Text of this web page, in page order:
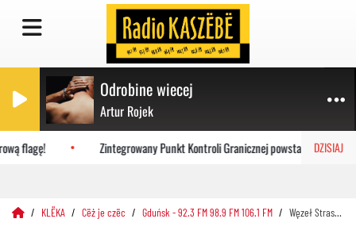
Odrobine wiecej
Artur Rojek
DZISIAJ
flagę! Zintegrowany Punkt Kontroli Granicznej powstanie w Porcie
KLËKA Cëż je czëc Gduńsk - 92.3 FM 98.9 FM 106.1 FM Węzeł Straszyn do przebudowy. Powstaną dwa ronda turbinowe